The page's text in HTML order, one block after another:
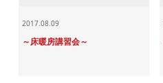
2017.08.09
～床暖房講習会～